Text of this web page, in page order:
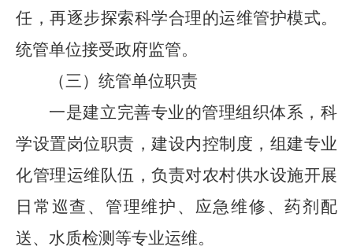
任，再逐步探索科学合理的运维管护模式。
统管单位接受政府监管。
（三）统管单位职责
一是建立完善专业的管理组织体系，科
学设置岗位职责，建设内控制度，组建专业
化管理运维队伍，负责对农村供水设施开展
日常巡查、管理维护、应急维修、药剂配
送、水质检测等专业运维。